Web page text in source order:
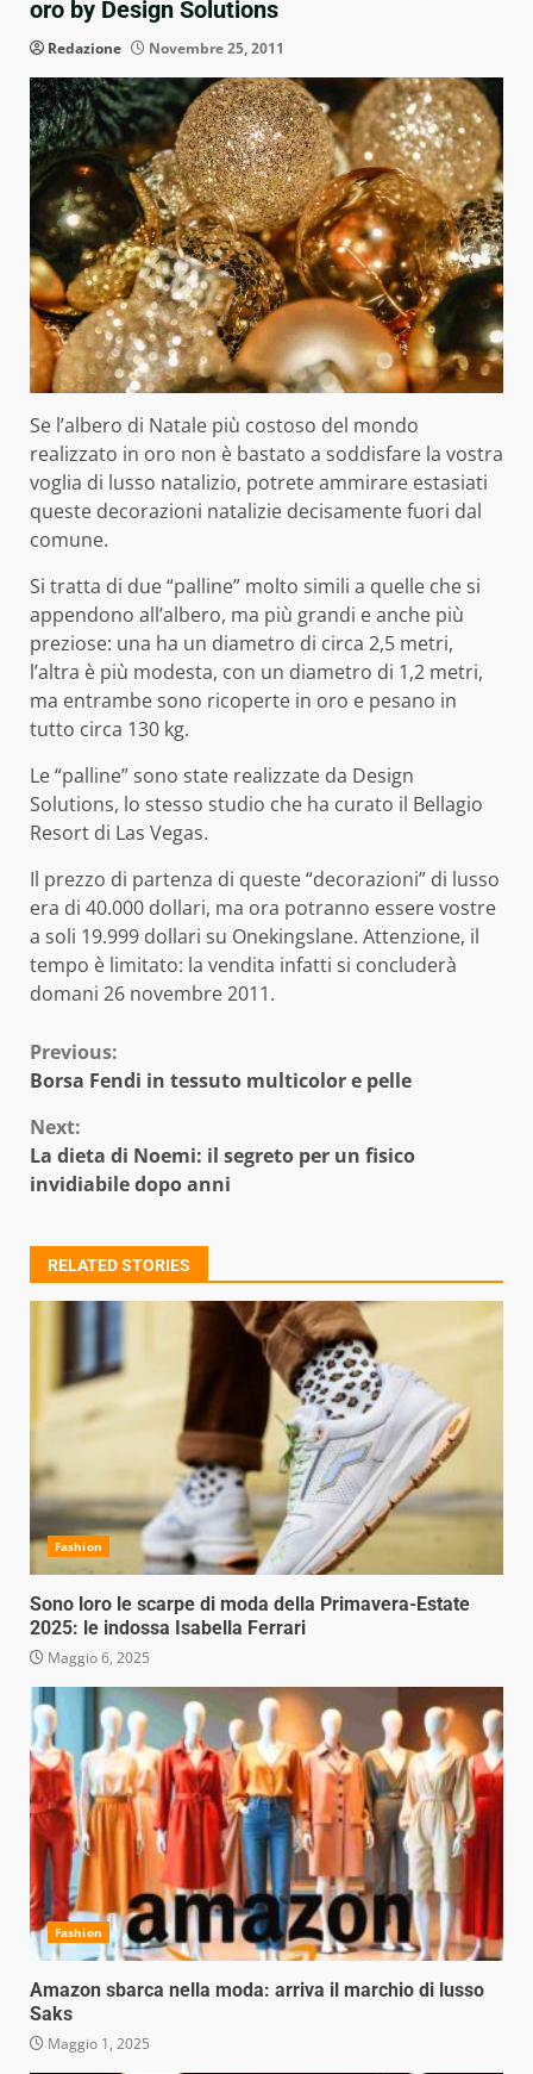
oro by Design Solutions
Redazione Novembre 25, 2011
Se l’albero di Natale più costoso del mondo
realizzato in oro non è bastato a soddisfare la vostra
voglia di lusso natalizio, potrete ammirare estasiati
queste decorazioni natalizie decisamente fuori dal
comune.
Si tratta di due “palline” molto simili a quelle che si
appendono all’albero, ma più grandi e anche più
preziose: una ha un diametro di circa 2,5 metri,
l’altra è più modesta, con un diametro di 1,2 metri,
ma entrambe sono ricoperte in oro e pesano in
tutto circa 130 kg.
Le “palline” sono state realizzate da Design
Solutions, lo stesso studio che ha curato il Bellagio
Resort di Las Vegas.
Il prezzo di partenza di queste “decorazioni” di lusso
era di 40.000 dollari, ma ora potranno essere vostre
a soli 19.999 dollari su Onekingslane. Attenzione, il
tempo è limitato: la vendita infatti si concluderà
domani 26 novembre 2011.
Continue
Previous:
Borsa Fendi in tessuto multicolor e pelle
Next:
La dieta di Noemi: il segreto per un fisico
invidiabile dopo anni
RELATED STORIES
Fashion
Sono loro le scarpe di moda della Primavera-Estate
2025: le indossa Isabella Ferrari
Maggio 6, 2025
Fashion
Amazon sbarca nella moda: arriva il marchio di lusso
Saks
Maggio 1, 2025